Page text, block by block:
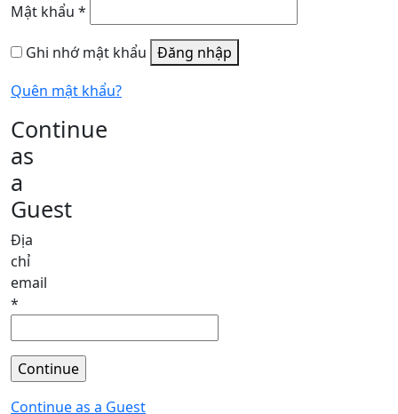
Mật khẩu *
Ghi nhớ mật khẩu Đăng nhập
Quên mật khẩu?
Continue
as
a
Guest
Địa
chỉ
email
*
Continue as a Guest